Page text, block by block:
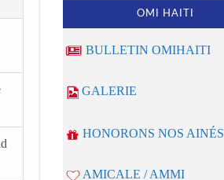
OMI HAITI
BULLETIN OMIHAITI
GALERIE
HONORONS NOS AINÉS
AMICALE / AMMI